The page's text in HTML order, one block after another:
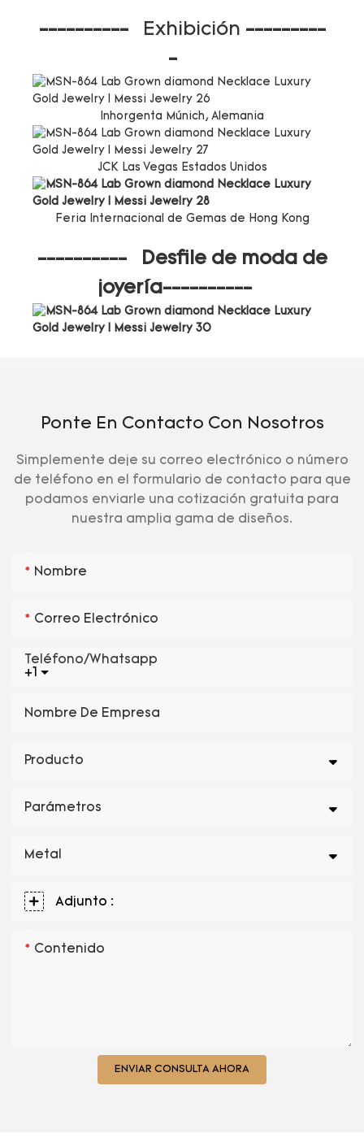
---------- Exhibición ---------
-
Inhorgenta Múnich, Alemania
JCK Las Vegas Estados Unidos
Feria Internacional de Gemas de Hong Kong
---------- Desfile de moda de
joyería----------
Ponte En Contacto Con Nosotros
Simplemente deje su correo electrónico o número
de teléfono en el formulario de contacto para que
podamos enviarle una cotización gratuita para
nuestra amplia gama de diseños.
Nombre
Correo Electrónico
+1
Teléfono/whatsapp
Nombre De Empresa
Producto
Parámetros
Metal
Adjunto :
Contenido
ENVIAR CONSULTA AHORA